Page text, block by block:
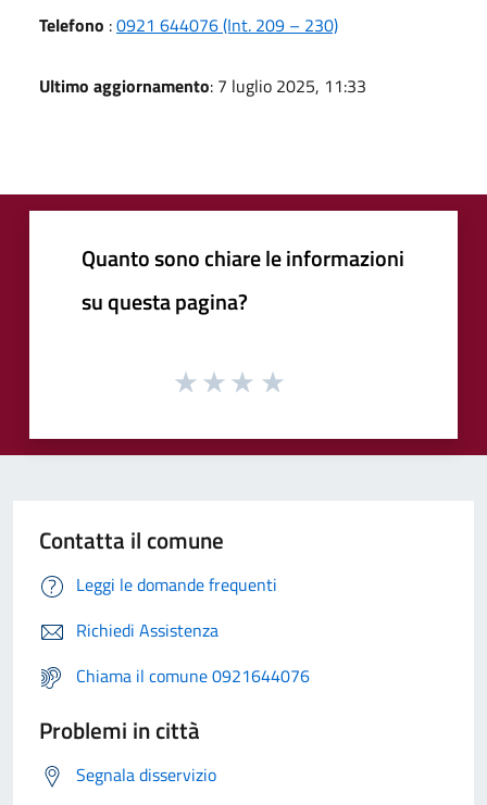
Telefono :0921 644076 (Int. 209 – 230)
Ultimo aggiornamento: 7 luglio 2025, 11:33
Quanto sono chiare le informazioni
su questa pagina?
Contatta il comune
Leggi le domande frequenti
Richiedi Assistenza
Chiama il comune 0921644076
Problemi in città
Segnala disservizio